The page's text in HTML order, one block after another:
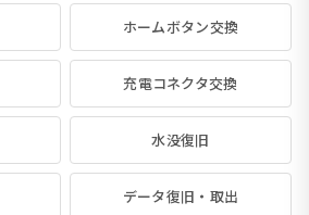
ホームボタン交換
充電コネクタ交換
水没復旧
データ復旧・取出